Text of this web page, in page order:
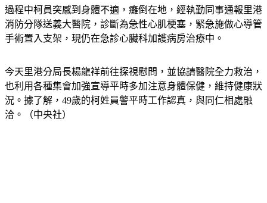
過程中柯員突感到身體不適，癱倒在地，經執勤同事通報里港
消防分隊送義大醫院，診斷為急性心肌梗塞，緊急施做心導管
今天里港分局長楊龍祥前往探視慰問，並協請醫院全力救治，
也利用各種集會加強宣導平時多加注意身體保健，維持健康狀
況。據了解，49歲的柯姓員警平時工作認真，與同仁相處融